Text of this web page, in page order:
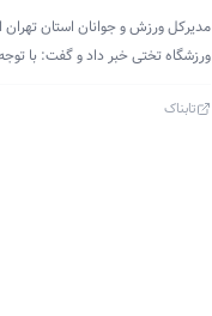
مدیرکل ورزش و جوانان استان
ورزشگاه تختی خبر داد و گفت: با
تابناک